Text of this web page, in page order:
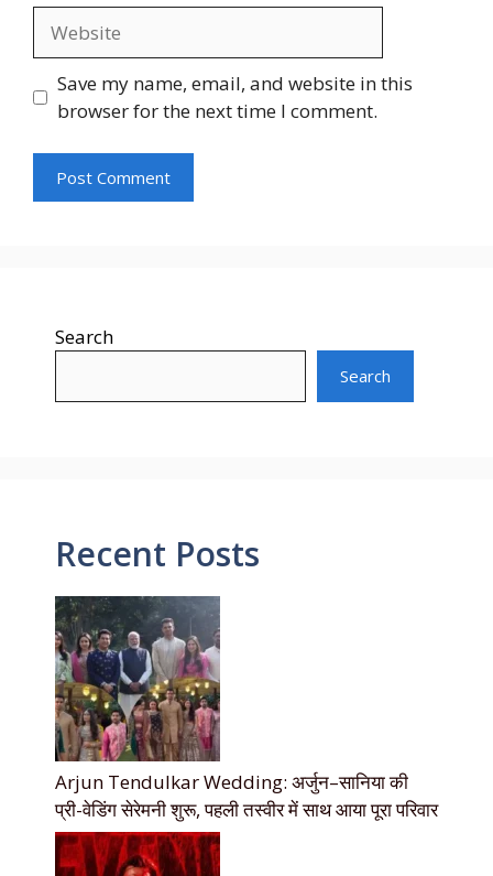
Save my name, email, and website in this
browser for the next time I comment.
Search
Search
Recent Posts
Arjun Tendulkar Wedding: अर्जुन–सानिया की
प्री-वेडिंग सेरेमनी शुरू, पहली तस्वीर में साथ आया पूरा परिवार